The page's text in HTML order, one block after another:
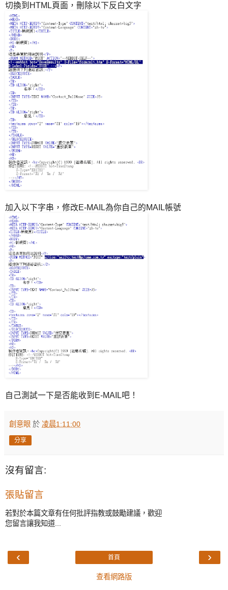
切換到HTML頁面，刪除以下反白文字
加入以下字串，修改E-MAIL為你自己的MAIL帳號
自己測試一下是否能收到E-MAIL吧！
創意眼 於 凌晨1:11:00
分享
沒有留言:
張貼留言
若對於本篇文章有任何批評指教或鼓勵建議，歡迎
您留言讓我知道...
‹ ›
首頁
查看網路版